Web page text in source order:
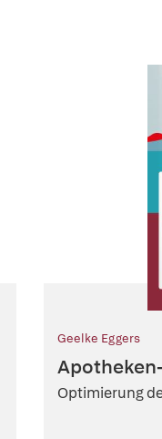
Geelke Eggers
Optimierung